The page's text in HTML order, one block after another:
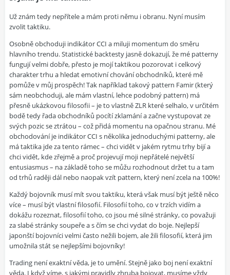
Už znám tedy nepřítele a mám proti němu i obranu. Nyní musím
zvolit taktiku.
Osobně obchoduji indikátor CCI a miluji momentum do směru
hlavního trendu. Statistické backtesty jasně dokazují, že mé patterny
fungují velmi dobře, přesto je mojí taktikou pozorovat i celkový
charakter trhu a hledat emotivní chování obchodníků, které mě
pomůže v můj prospěch! Tak například takový pattern Famir (který
sám neobchoduji, ale mám vlastní, lehce podobný pattern) má
přesně ukázkovou filosofii – je to vlastně ZLR které selhalo, v určitém
bodě tedy řada obchodníků pocítí zklamání a začne vystupovat ze
svých pozic se ztrátou – což přidá momentu na opačnou stranu. Mé
obchodování je indikátor CCI s několika jednoduchými patterny, ale
má taktika jde za tento rámec – chci vidět v jakém rytmu trhy bijí a
chci vidět, kde zřejmě a proč projevují moji nepřátelé největší
entusiasmus – na základě toho se můžu rozhodnout držet tu a tam
od trhů raději dál nebo naopak vzít pattern, který není zcela na 100%!
Každý bojovník musí mít svou taktiku, která však musí být ještě něco
více – musí být vlastní filosofií. Filosofií toho, co v trzích vidím a
dokážu rozeznat, filosofií toho, co jsou mé silné stránky, co považuji
za slabé stránky soupeře a s čím se chci vydat do boje. Nejlepší
japonští bojovníci velmi často nežili bojem, ale žili filosofií, která jim
umožnila stát se nejlepšími bojovníky!
Trading není exaktní věda, je to umění. Stejně jako boj není exaktní
věda. I když víme, s jakými pravidly zhruba bojovat, musíme vždy